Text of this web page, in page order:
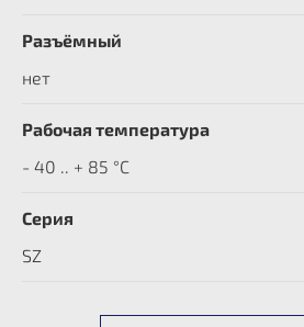
Разъёмный
нет
Рабочая температура
- 40 .. + 85 °C
Серия
SZ